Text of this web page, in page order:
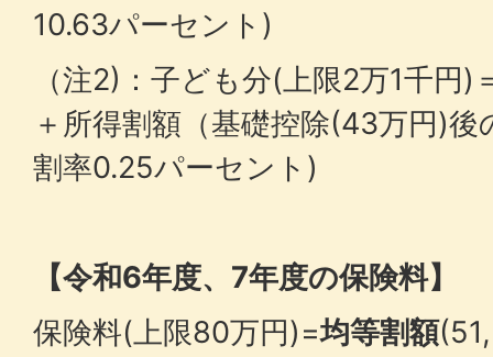
10.63パーセント)
（注2)：子ども分(上限2万1千円
＋所得割額（基礎控除(43万円)
割率0.25パーセント)
【令和6年度、7年度の保険料】
保険料(上限80万円)=均等割額